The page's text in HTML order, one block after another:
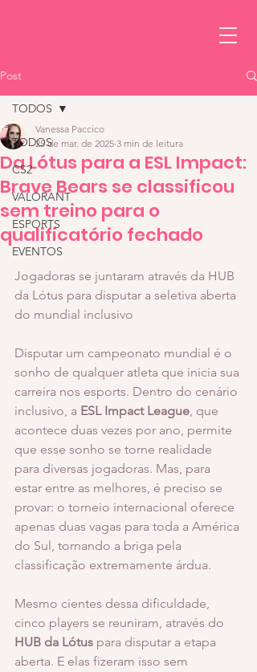
Post
TODOS
CS2
VALORANT
ESPORTS
EVENTOS
TODOS
Da Lótus para a ESL Impact:
Brave Bears se classificou
sem treino para o
qualificatório fechado
Vanessa Paccico
25 de mar. de 2025 3 min de leitura
Jogadoras se juntaram através da HUB
da Lótus para disputar a seletiva aberta
do mundial inclusivo
Disputar um campeonato mundial é o
sonho de qualquer atleta que inicia sua
carreira nos esports. Dentro do cenário
inclusivo, a ESL Impact League, que
acontece duas vezes por ano, permite
que esse sonho se torne realidade
para diversas jogadoras. Mas, para
estar entre as melhores, é preciso se
provar: o torneio internacional oferece
apenas duas vagas para toda a América
do Sul, tornando a briga pela
classificação extremamente árdua.
Mesmo cientes dessa dificuldade,
cinco players se reuniram, através do
HUB da Lótus para disputar a etapa
aberta. E elas fizeram isso sem